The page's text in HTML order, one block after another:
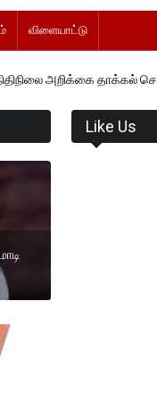
விளையாட்டு
தாக்கல் செய்து வேளாண்
Like Us